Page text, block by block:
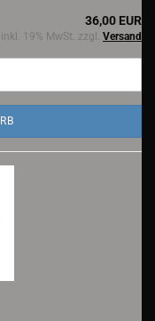
36,00 EUR
inkl. 19% MwSt. zzgl. Versand